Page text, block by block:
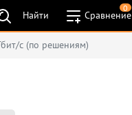
Найти Сравнение
0
с (по решениям)